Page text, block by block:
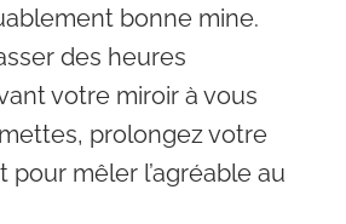
bonne mine.
des heures
votre miroir à vous
prolongez votre
mêler l’agréable au